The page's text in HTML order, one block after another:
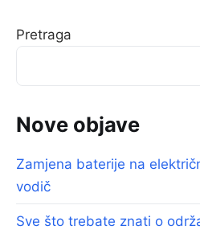
Pretraga
Nove objave
Zamjena baterije na
vodič
Sve što trebate znati o